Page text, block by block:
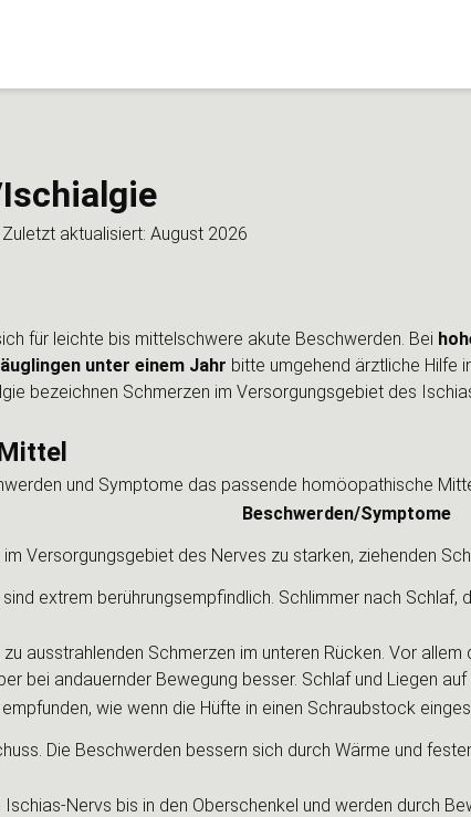
Zuletzt aktualisiert: August 2026
für leichte bis mittelschwere akute Beschwerden. Bei
unter einem Jahr bitte umgehend ärztliche Hilfe
bezeichnen Schmerzen im Versorgungsgebiet des
und Symptome das passende homöopathische
Beschwerden/Symptome
Versorgungsgebiet des Nerves zu starken, ziehenden
extrem berührungsempfindlich. Schlimmer nach
ausstrahlenden Schmerzen im unteren Rücken. Vor
bei andauernder Bewegung besser. Schlaf und Liegen
wie wenn die Hüfte in einen Schraubstock
Die Beschwerden bessern sich durch Wärme und
Nervs bis in den Oberschenkel und werden durch